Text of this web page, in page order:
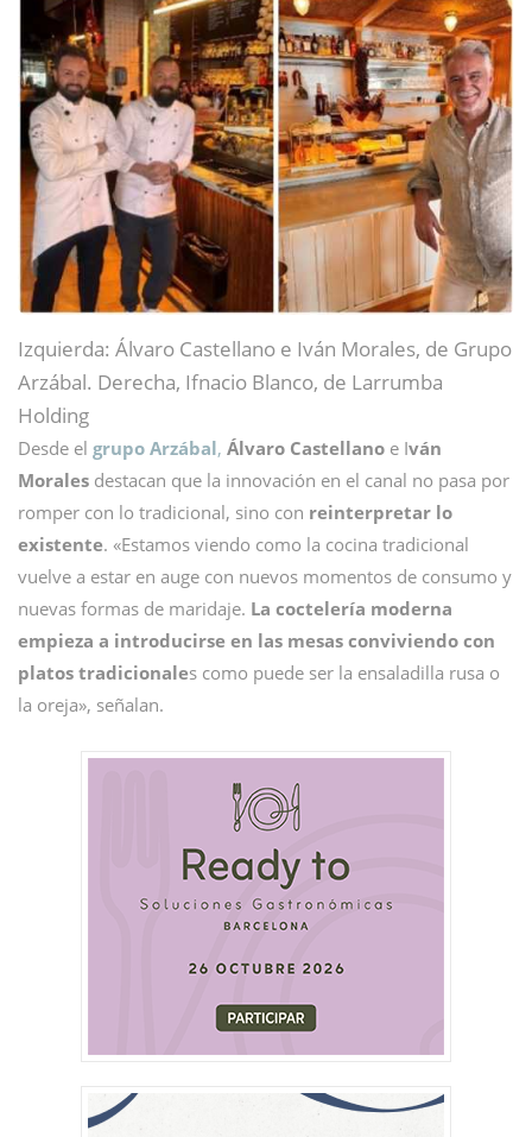
Izquierda: Álvaro Castellano e Iván Morales, de Grupo
Arzábal. Derecha, Ifnacio Blanco, de Larrumba
Holding
Desde el grupo Arzábal, Álvaro Castellano e Iván
Morales destacan que la innovación en el canal no pasa por
romper con lo tradicional, sino con reinterpretar lo
existente. «Estamos viendo como la cocina tradicional
vuelve a estar en auge con nuevos momentos de consumo y
nuevas formas de maridaje. La coctelería moderna
empieza a introducirse en las mesas conviviendo con
platos tradicionales como puede ser la ensaladilla rusa o
la oreja», señalan.